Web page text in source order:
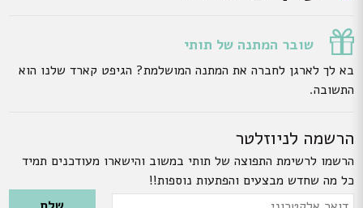
שובר המתנה של תותי
בא לך לארגן לחברה את המתנה המושלמת? הגיפט קארד שלנו הוא
התשובה.
הרשמה לניוזלטר
הרשמו לרשימת התפוצה של תותי במשוב והישארו מעודכנים תמיד
כל מה שחדש מבצעים והפתעות נוספות!!